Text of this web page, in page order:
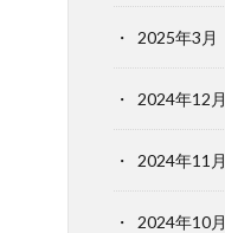
2025年3月
2024年12月
2024年11月
2024年10月